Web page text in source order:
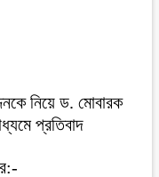
নিয়ে ড. মোবারক
প্রতিবাদ